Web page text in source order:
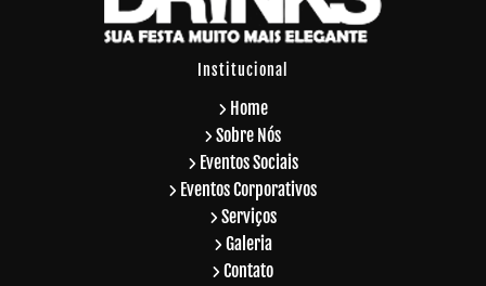
Institucional
Home
Sobre Nós
Eventos Sociais
Eventos Corporativos
Serviços
Galeria
Contato